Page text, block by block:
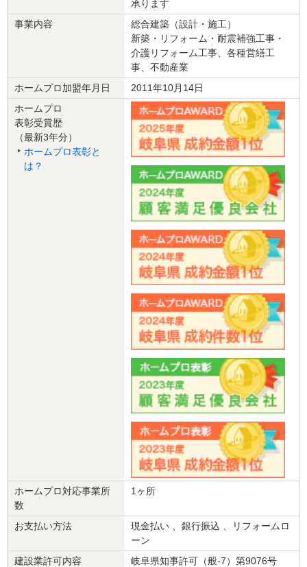
『丁寧な対応』が良かった
5
営業の方や職人の方々も丁寧な仕事をされており、信頼できる会社
だと思います。特に、実際に工事に入ると、委託業者によって対応
がまちまちな場合があると聞いたことがありますが、こちらはしっ
かりした職人さん方が仕事をされていると感じました。
この会社に決めた理由
こちらの希望をよく聞いて、優先事項に沿って早い段階で見積りを
作り具体的な改修プランを提示していただき、イメージがわきまし
た。また、都度の変更についても、丁寧に説明していただいて安心
できました。離れて暮らす高齢の両親宅だったので、10日ほどの期
間で負担なく行えたのもよかったです。契約を急がせたり焦らせた
りすることもなく、じっくりと進められ、疑問点も聞きやすかった
リフォーム会社からの返答
この度は、和室リフォーム工事の完成に際し、アンケートへご協力
いただき誠にありがとうございました。
また、大変高いご評価と温かいお言葉を頂戴し、心よりお礼を申し
上げます。工事期間中はご不便をおかけする場面もあったかと思い
ますが、終始ご理解とご協力を賜りましたことを、重ねて感謝申し
今回のリフォームがご両親様のこれからの暮らしをより、快適で豊
気になっている部分もあると思いますので、その際はお声がけいた
今後とも末永いお付き合いのほど、何卒よろしくお願い申し上げま
す。
建物のタイプ
： 戸建住宅
リフォーム箇所 ：
施工地
：愛知県
承ります
事業内容
総合建築（設計・施工）
新築・リフォーム・耐震補強工事・
介護リフォーム工事、各種営繕工
事、不動産業
ホームプロ加盟年月日
2011年10月14日
ホームプロ
表彰受賞歴
（最新3年分）
ホームプロ表彰と
は？
ホームプロ対応事業所
数
1ヶ所
お支払い方法
現金払い 、銀行振込 、リフォームロ
ーン
建設業許可内容
岐阜県知事許可（般-7）第9076号